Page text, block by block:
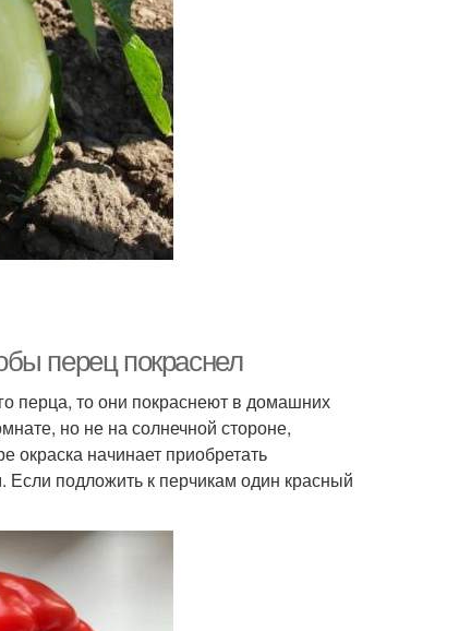
перец покраснел
перца, то они покраснеют в домашних
но не на солнечной стороне,
окраска начинает приобретать
Если подложить к перчикам один красный